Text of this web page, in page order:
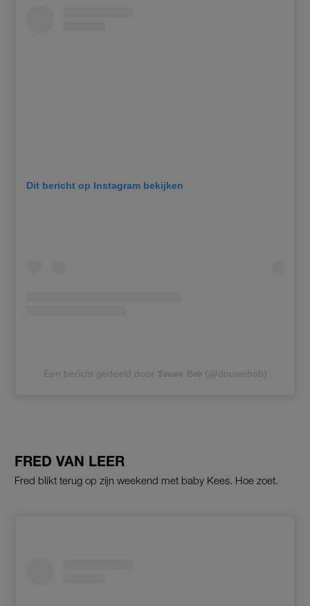
Dit bericht op Instagram bekijken
Een bericht gedeeld door 𝕯𝖔𝖚𝖜𝖊 𝕭𝖔𝖇 (@douwebob)
FRED VAN LEER
Fred blikt terug op zijn weekend met baby Kees. Hoe zoet.